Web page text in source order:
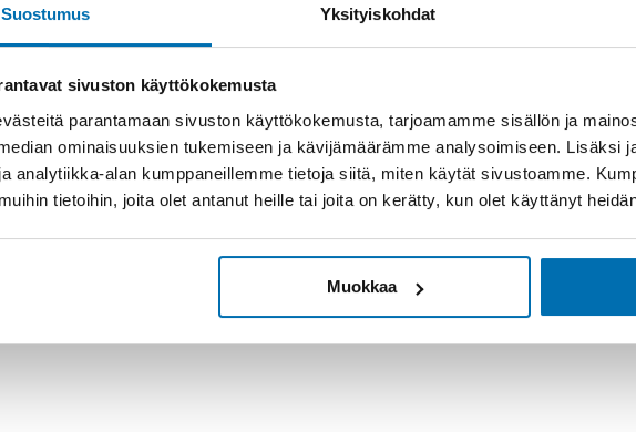
Suostumus Yksityiskohdat
sivuston käyttökokemusta
parantamaan sivuston käyttökokemusta, tarjoamamme sisällön ja
ominaisuuksien tukemiseen ja kävijämäärämme analysoimiseen. Lisäksi
analytiikka-alan kumppaneillemme tietoja siitä, miten käytät sivustoamme.
tietoihin, joita olet antanut heille tai joita on kerätty, kun olet käyttänyt
Muokkaa